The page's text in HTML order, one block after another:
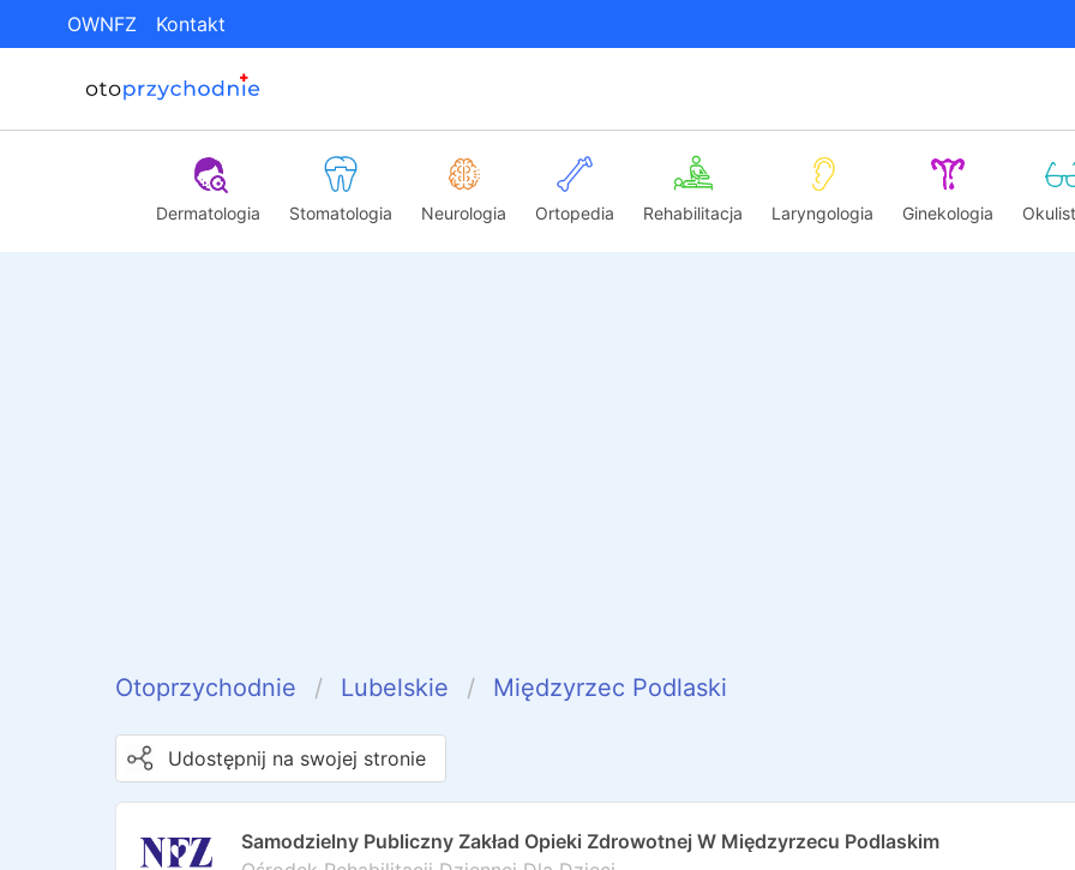
OWNFZ Kontakt
Dermatologia Stomatologia Neurologia Ortopedia Rehabilitacja Laryngologia Ginekologia
Otoprzychodnie Lubelskie Międzyrzec Podlaski
Udostępnij na swojej stronie
Samodzielny Publiczny Zakład Opieki Zdrowotnej W Międzyrzecu Podlaskim